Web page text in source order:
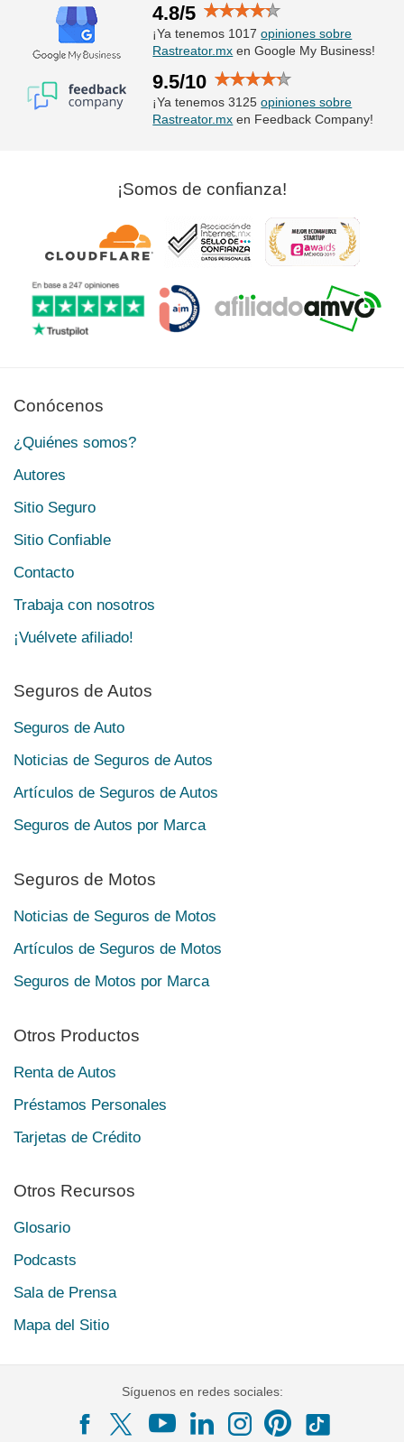
4.8/5
¡Ya tenemos 1017opiniones sobre
Rastreator.mx en Google My Business!
9.5/10
¡Ya tenemos 3125opiniones sobre
Rastreator.mx en Feedback Company!
¡Somos de confianza!
Conócenos
¿Quiénes somos?
Autores
Sitio Seguro
Sitio Confiable
Contacto
Trabaja con nosotros
¡Vuélvete afiliado!
Seguros de Autos
Seguros de Auto
Noticias de Seguros de Autos
Artículos de Seguros de Autos
Seguros de Autos por Marca
Seguros de Motos
Noticias de Seguros de Motos
Artículos de Seguros de Motos
Seguros de Motos por Marca
Otros Productos
Renta de Autos
Préstamos Personales
Tarjetas de Crédito
Otros Recursos
Glosario
Podcasts
Sala de Prensa
Mapa del Sitio
Síguenos en redes sociales: